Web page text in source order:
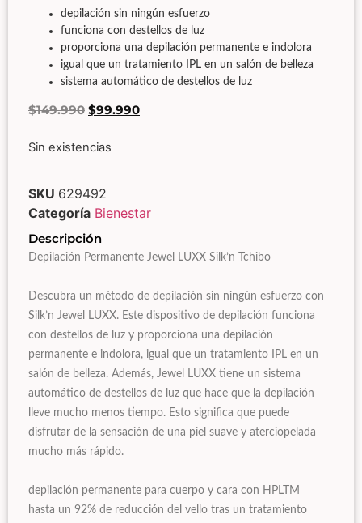
depilación sin ningún esfuerzo
funciona con destellos de luz
proporciona una depilación permanente e indolora
igual que un tratamiento IPL en un salón de belleza
sistema automático de destellos de luz
$149.990 $99.990
Sin existencias
SKU 629492
Categoría Bienestar
Descripción
Depilación Permanente Jewel LUXX Silk’n Tchibo
Descubra un método de depilación sin ningún esfuerzo con
Silk’n Jewel LUXX. Este dispositivo de depilación funciona
con destellos de luz y proporciona una depilación
permanente e indolora, igual que un tratamiento IPL en un
salón de belleza. Además, Jewel LUXX tiene un sistema
automático de destellos de luz que hace que la depilación
lleve mucho menos tiempo. Esto significa que puede
disfrutar de la sensación de una piel suave y aterciopelada
mucho más rápido.
depilación permanente para cuerpo y cara con HPLTM
hasta un 92% de reducción del vello tras un tratamiento